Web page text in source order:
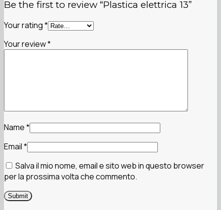
Be the first to review “Plastica elettrica 13”
Your rating*
Your review*
Name*
Email*
Salva il mio nome, email e sito web in questo browser
per la prossima volta che commento.